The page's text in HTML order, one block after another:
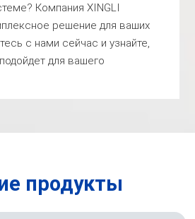
Компания XINGLI
решение для ваших
с нами сейчас и узнайте,
для вашего
продукты